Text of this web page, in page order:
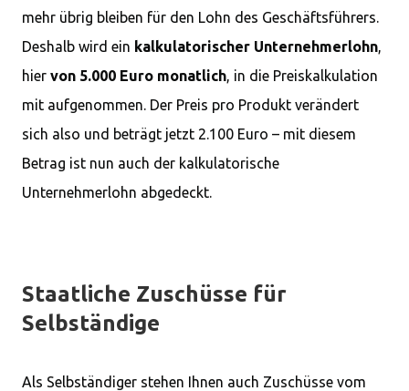
mehr übrig bleiben für den Lohn des Geschäftsführers.
Deshalb wird ein kalkulatorischer Unternehmerlohn,
hier von 5.000 Euro monatlich, in die Preiskalkulation
mit aufgenommen. Der Preis pro Produkt verändert
sich also und beträgt jetzt 2.100 Euro – mit diesem
Betrag ist nun auch der kalkulatorische
Unternehmerlohn abgedeckt.
Staatliche Zuschüsse für
Selbständige
Als Selbständiger stehen Ihnen auch Zuschüsse vom